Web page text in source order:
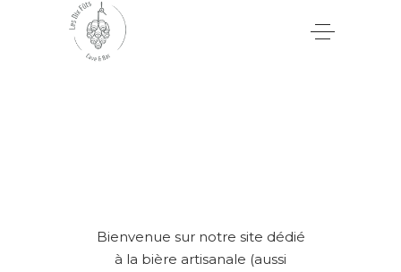
Bienvenue sur notre site dédié
à la bière artisanale (aussi